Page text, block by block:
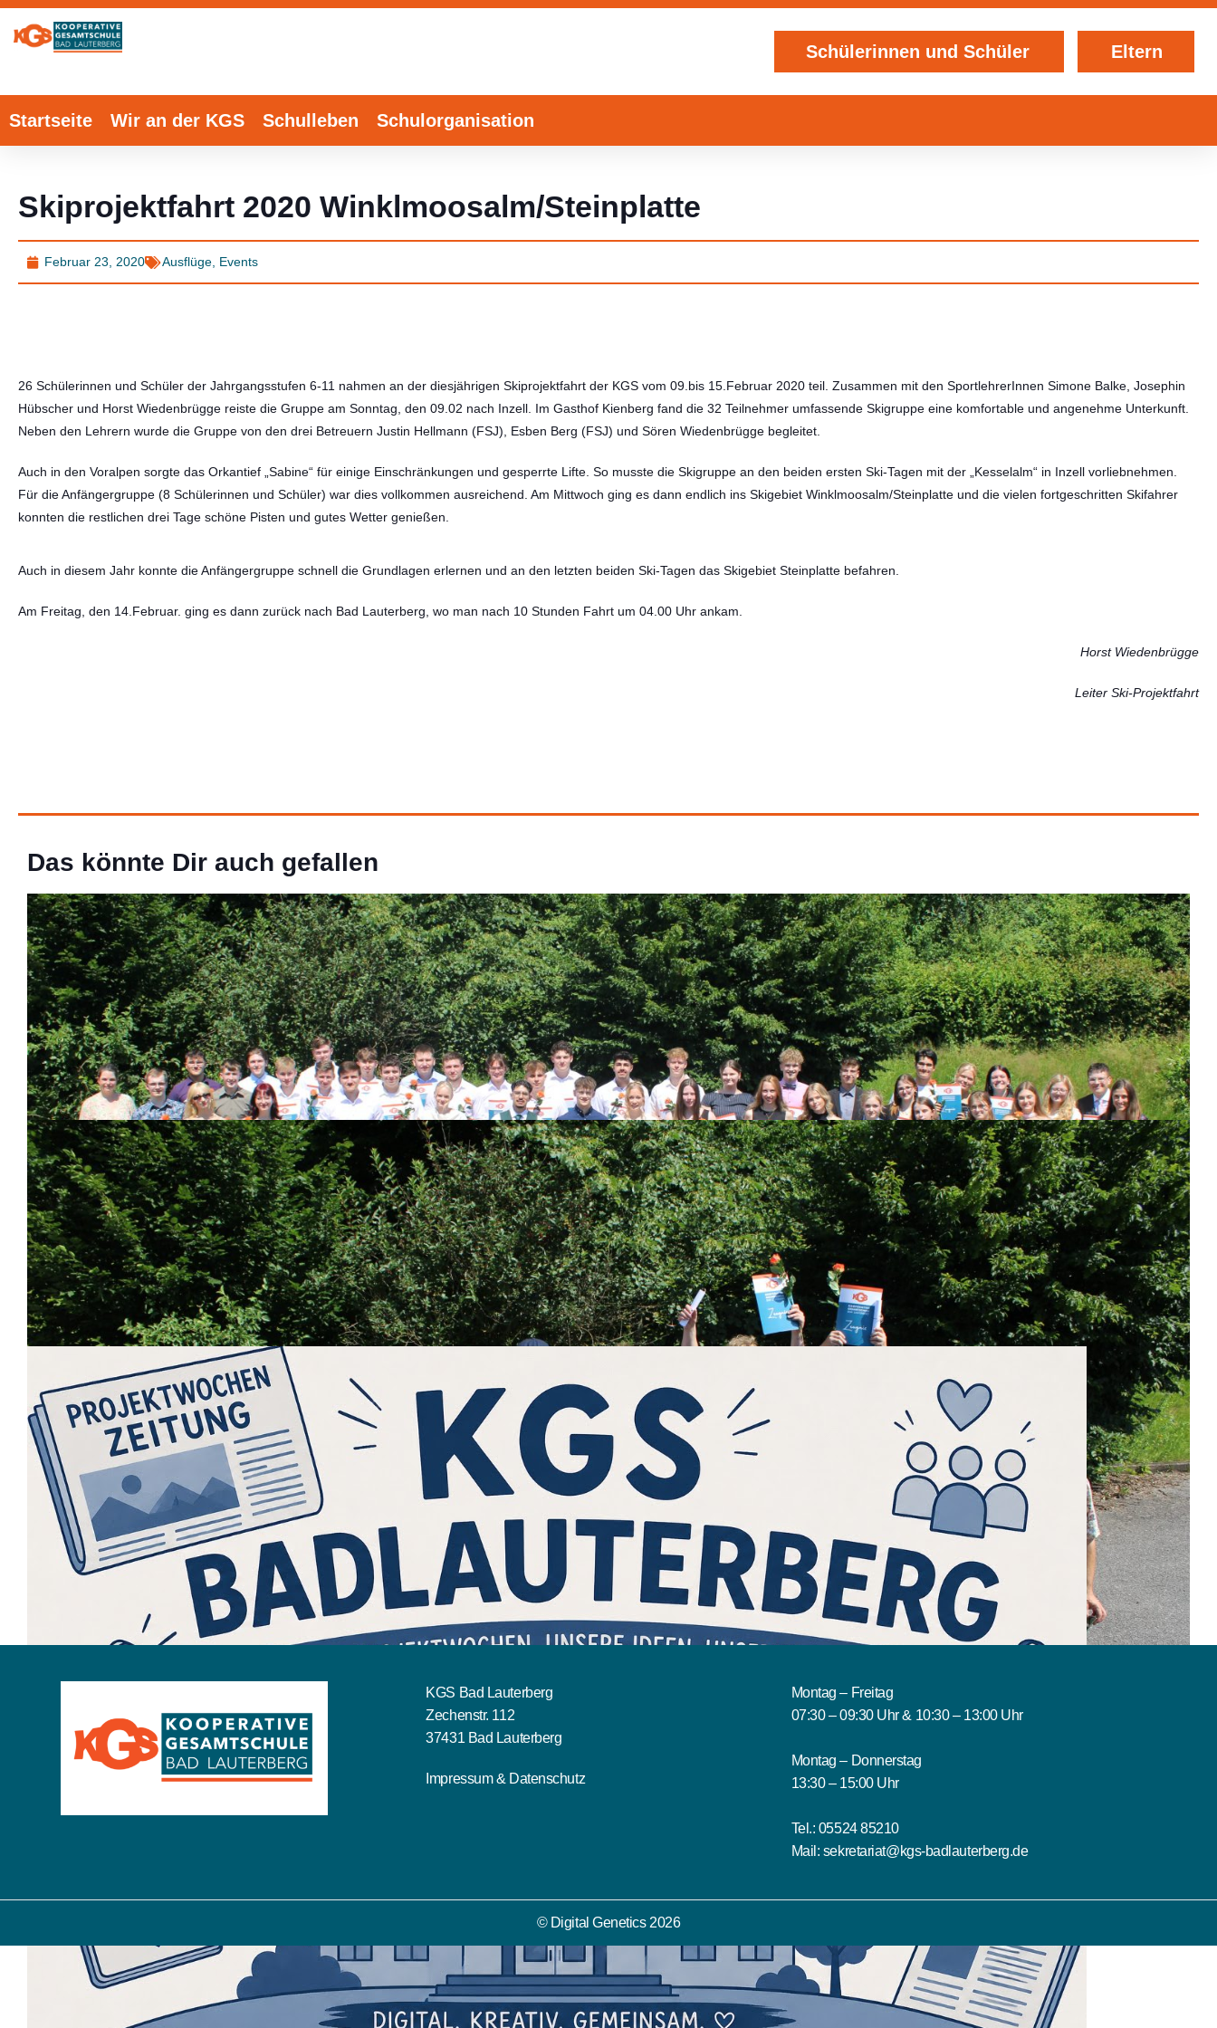
Schülerinnen und Schüler Eltern
Startseite Wir an der KGS Schulleben Schulorganisation
Skiprojektfahrt 2020 Winklmoosalm/Steinplatte
Februar 23, 2020 Ausflüge Events
26 Schülerinnen und Schüler der Jahrgangsstufen 6-11 nahmen an der diesjährigen Skiprojektfahrt der KGS vom 09.bis 15.Februar 2020 teil. Zusammen mit den SportlehrerInnen Simone Balke, Josephin
Hübscher und Horst Wiedenbrügge reiste die Gruppe am Sonntag, den 09.02 nach Inzell. Im Gasthof Kienberg fand die 32 Teilnehmer umfassende Skigruppe eine komfortable und angenehme Unterkunft.
Neben den Lehrern wurde die Gruppe von den drei Betreuern Justin Hellmann (FSJ), Esben Berg (FSJ) und Sören Wiedenbrügge begleitet.
Auch in den Voralpen sorgte das Orkantief „Sabine“ für einige Einschränkungen und gesperrte Lifte. So musste die Skigruppe an den beiden ersten Ski-Tagen mit der „Kesselalm“ in Inzell vorliebnehmen.
Für die Anfängergruppe (8 Schülerinnen und Schüler) war dies vollkommen ausreichend. Am Mittwoch ging es dann endlich ins Skigebiet Winklmoosalm/Steinplatte und die vielen fortgeschritten Skifahrer
konnten die restlichen drei Tage schöne Pisten und gutes Wetter genießen.
Auch in diesem Jahr konnte die Anfängergruppe schnell die Grundlagen erlernen und an den letzten beiden Ski-Tagen das Skigebiet Steinplatte befahren.
Am Freitag, den 14.Februar. ging es dann zurück nach Bad Lauterberg, wo man nach 10 Stunden Fahrt um 04.00 Uhr ankam.
Horst Wiedenbrügge
Leiter Ski-Projektfahrt
Das könnte Dir auch gefallen
Fotos der Abiturentlassfeier
27 Juni 2026
Startseite
26 Juni 2026
KGS Bad Lauterberg
Zechenstr. 112
37431 Bad Lauterberg
Impressum& Datenschutz
Montag – Freitag
07:30 – 09:30 Uhr & 10:30 – 13:00 Uhr
Montag – Donnerstag
13:30 – 15:00 Uhr
Tel.: 05524 85210
Mail: sekretariat@kgs-badlauterberg.de
© Digital Genetics 2026